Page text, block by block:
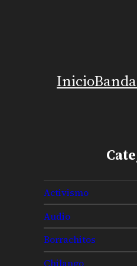
Inicio
Activismo
Audio
Borrachitos
Chilango